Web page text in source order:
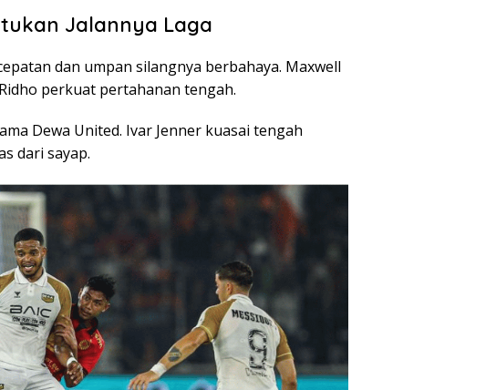
Jalannya Laga
dan umpan silangnya berbahaya. Maxwell
perkuat pertahanan tengah.
Dewa United. Ivar Jenner kuasai tengah
dari sayap.